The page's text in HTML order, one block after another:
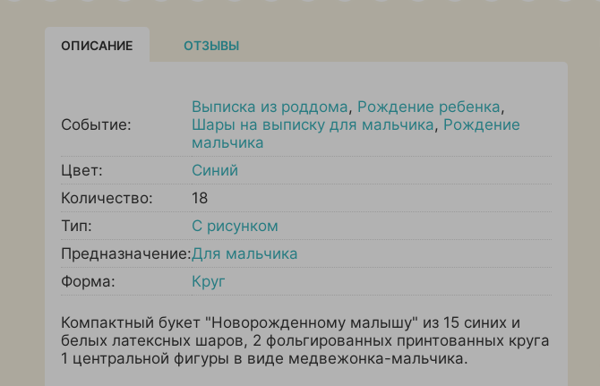
ОПИСАНИЕ ОТЗЫВЫ
Событие:
Выписка из роддома, Рождение ребенка,
Шары на выписку для мальчика, Рождение
мальчика
Цвет:
Синий
Количество:
18
Тип:
С рисунком
Предназначение:Для мальчика
Форма:
Круг
Компактный букет "Новорожденному малышу" из 15 синих и
белых латексных шаров, 2 фольгированных принтованных круга
1 центральной фигуры в виде медвежонка-мальчика.